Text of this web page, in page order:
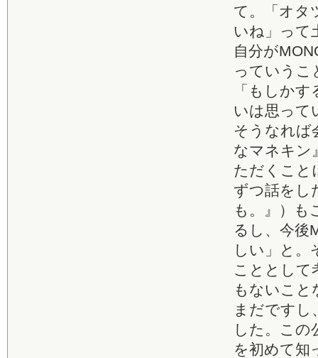
て。「オタ
いね」って
自分が
っていうこ
「もしか
いは思って
そうなれば
なマネキン
ただくこと
ずつ話をし
も。』）も
るし、今後
しい」と。
こととして
もないこと
まだですし
した。この
を初めて知